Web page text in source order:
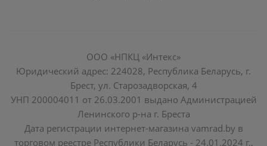
ООО «НПКЦ «Интекс»
Юридический адрес: 224028, Республика Беларусь, г.
Брест, ул. Старозадворская, 4
УНП 200004011 от 26.03.2001 выдано Администрацией
Ленинского р-на г. Бреста
Дата регистрации интернет-магазина vamrad.by в
торговом реестре Республики Беларусь - 24.01.2024 г.,